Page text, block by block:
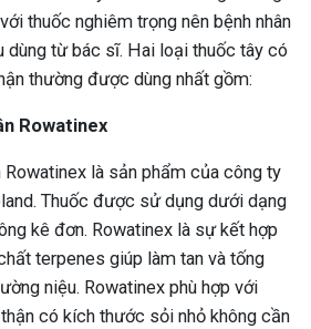
thuốc nghiêm trọng nên bệnh nhân
từ bác sĩ. Hai loại thuốc tây có
thường được dùng nhất gồm:
Rowatinex
là sản phẩm của công ty
Thuốc được sử dụng dưới dạng
kê đơn. Rowatinex là sự kết hợp
terpenes giúp làm tan và tống
niệu. Rowatinex phù hợp với
có kích thước sỏi nhỏ không cần